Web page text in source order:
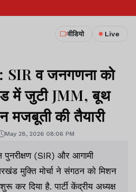
वीडियो Live
व जनगणना को
में जुटी JMM, बूथ
की तैयारी
May 28, 2026 08:06 PM
(SIR) और आगामी
मुक्ति मोर्चा ने संगठन को मिशन
कर दिया है. पार्टी केंद्रीय अध्यक्ष